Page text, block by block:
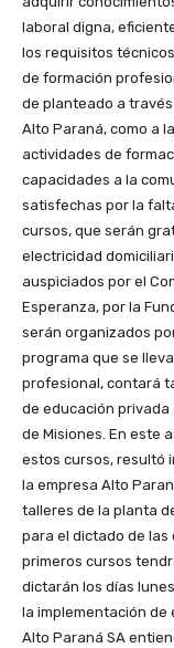
laboral digna,
los requisitos
de formación
de planteado a
Alto Paraná, como a
actividades de
capacidades a la
satisfechas por la
cursos, que serán
electricidad
auspiciados por el
Esperanza, por la
serán organizados
programa que se
profesional, contará
de educación privada
de Misiones. En este
estos cursos, resultó
la empresa Alto
talleres de la planta
para el dictado de las
primeros cursos
dictarán los días
la implementación de
Alto Paraná SA